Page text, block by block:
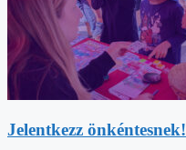
Jelentkezz önkéntesnek!